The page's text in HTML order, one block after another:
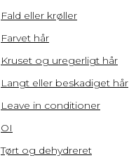
Fald eller krøller
Farvet hår
Kruset og uregerligt hår
Langt eller beskadiget hår
Leave in conditioner
OI
Tørt og dehydreret